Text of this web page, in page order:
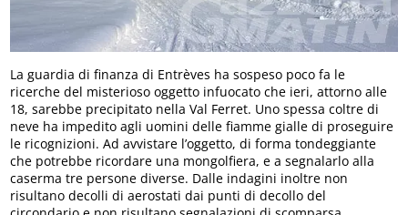
La guardia di finanza di Entrèves ha sospeso poco fa le
ricerche del misterioso oggetto infuocato che ieri, attorno alle
18, sarebbe precipitato nella Val Ferret. Uno spessa coltre di
neve ha impedito agli uomini delle fiamme gialle di proseguire
le ricognizioni. Ad avvistare l’oggetto, di forma tondeggiante
che potrebbe ricordare una mongolfiera, e a segnalarlo alla
caserma tre persone diverse. Dalle indagini inoltre non
risultano decolli di aerostati dai punti di decollo del